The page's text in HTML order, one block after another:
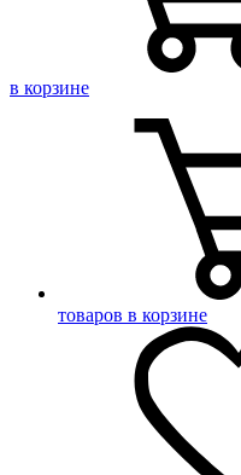
в корзине
товаров в корзине